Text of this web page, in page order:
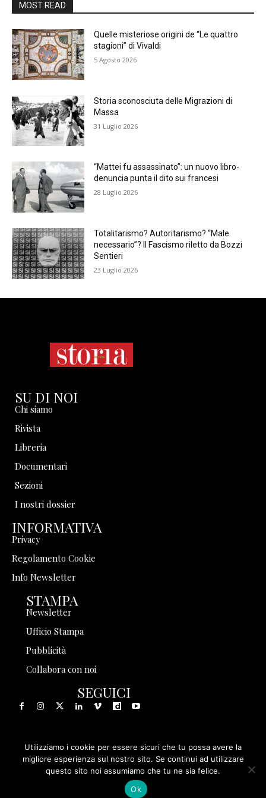
MOST READ
Quelle misteriose origini de “Le quattro
stagioni” di Vivaldi
5 Agosto 2026
Storia sconosciuta delle Migrazioni di
Massa
31 Luglio 2026
“Mattei fu assassinato”: un nuovo libro-
denuncia punta il dito sui francesi
28 Luglio 2026
Totalitarismo? Autoritarismo? “Male
necessario”? Il Fascismo riletto da Bozzi
Sentieri
23 Luglio 2026
SU DI NOI
Chi siamo
Rivista
Libreria
Documentari
Sezioni
I nostri dossier
INFORMATIVA
Privacy
Regolamento Cookie
Info Newsletter
STAMPA
Newsletter
Ufficio Stampa
Pubblicità
Collabora con noi
SEGUICI
© 1999 - 2025 Storia in Rete Srl - Tutti i diritti riservati - P.
IVA 08570971005
Utilizziamo i cookie per essere sicuri che tu possa avere la
migliore esperienza sul nostro sito. Se continui ad utilizzare
questo sito noi assumiamo che tu ne sia felice.
Ok